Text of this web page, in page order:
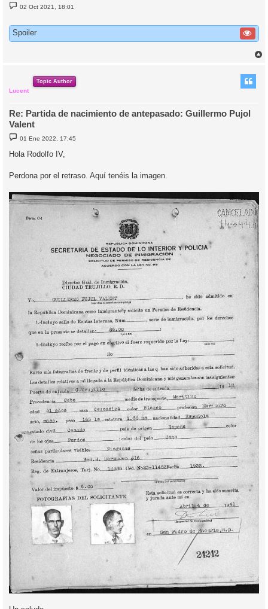
M
e
s
a
02 Oct 2021, 18:01
Spoiler
Topic Author
Lucent
Re: Partida de nacimiento de antepasado: Guillermo Pujol
Valent
M
e
n
s
e
01 Ene 2022, 17:45
Hola Rodolfo IV,
Perdona por el retraso. Aquí tenéis la imagen.